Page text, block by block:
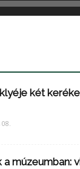
két
múzeumban: